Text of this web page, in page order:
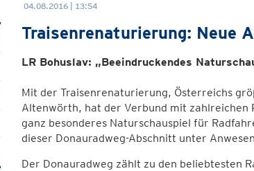
04.08.2016 | 13:54
Traisenrenaturierung: Neue
LR Bohuslav: „Beeindruckendes
Mit der Traisenrenaturierung, Österreichs
Altenwörth, hat der Verbund mit zahlreichen
ganz besonderes Naturschauspiel für
dieser Donauradweg-Abschnitt unter
Der Donauradweg zählt zu den beliebtesten